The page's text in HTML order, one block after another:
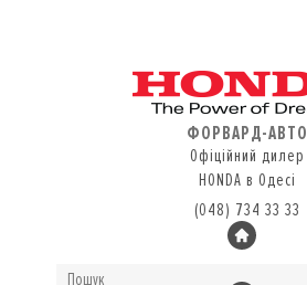
ФОРВАРД-АВТО
Офіційний дилер
HONDA в Одесі
(048) 734 33 33